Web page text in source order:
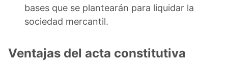
bases que se plantearán para liquidar la
sociedad mercantil.
Ventajas del acta constitutiva